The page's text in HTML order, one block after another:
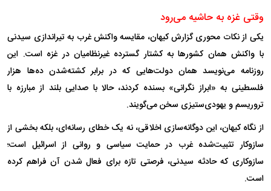
وقتی غزه به حاشیه می‌رود
یکی از نکات محوری گزارش کیهان، مقایسه واکنش غرب به تیراندازی سیدنی
با واکنش همان کشور‌ها به کشتار گسترده غیرنظامیان در غزه است. این
روزنامه می‌نویسد همان دولت‌هایی که در برابر کشته‌شدن ده‌ها هزار
فلسطینی به «ابراز نگرانی» بسنده کردند، حالا با صدایی بلند از مبارزه با
تروریسم و یهودی‌ستیزی سخن می‌گویند.
از نگاه کیهان، این دوگانه‌سازی اخلاقی، نه یک خطای رسانه‌ای، بلکه بخشی از
سازوکار تثبیت‌شده غرب در حمایت سیاسی و روانی از اسرائیل است؛
سازوکاری که حادثه سیدنی، فرصتی تازه برای فعال شدن آن فراهم کرده
است.